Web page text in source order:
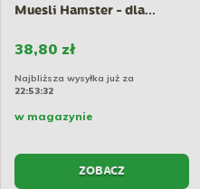
Muesli Hamster - dla...
38,80 zł
Najbliższa wysyłka już za
22:53:31
w magazynie
ZOBACZ